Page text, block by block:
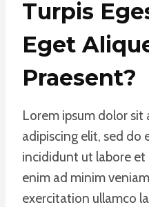
Turpis
Eget
Praesent?
Lorem ipsum dolor
adipiscing elit, sed do
incididunt ut labore
enim ad minim
exercitation ullamco